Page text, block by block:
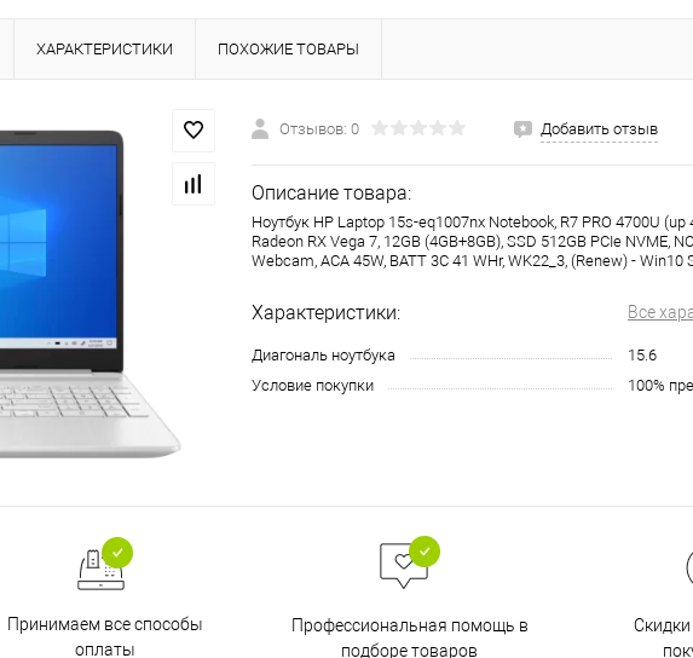
ХАРАКТЕРИСТИКИ ПОХОЖИЕ ТОВАРЫ
Отзывов: 0 Добавить отзыв
Описание товара:
Ноутбук HP Laptop 15s-eq1007nx Notebook, R7 PRO 4700U (up
Radeon RX Vega 7, 12GB (4GB+8GB), SSD 512GB PCIe NVME,
Webcam, ACA 45W, BATT 3C 41 WHr, WK22_3, (Renew) - Win10
Характеристики: Все
Диагональ ноутбука
15.6
Условие покупки
100%
Принимаем все способы
оплаты
Профессиональная помощь в
подборе товаров